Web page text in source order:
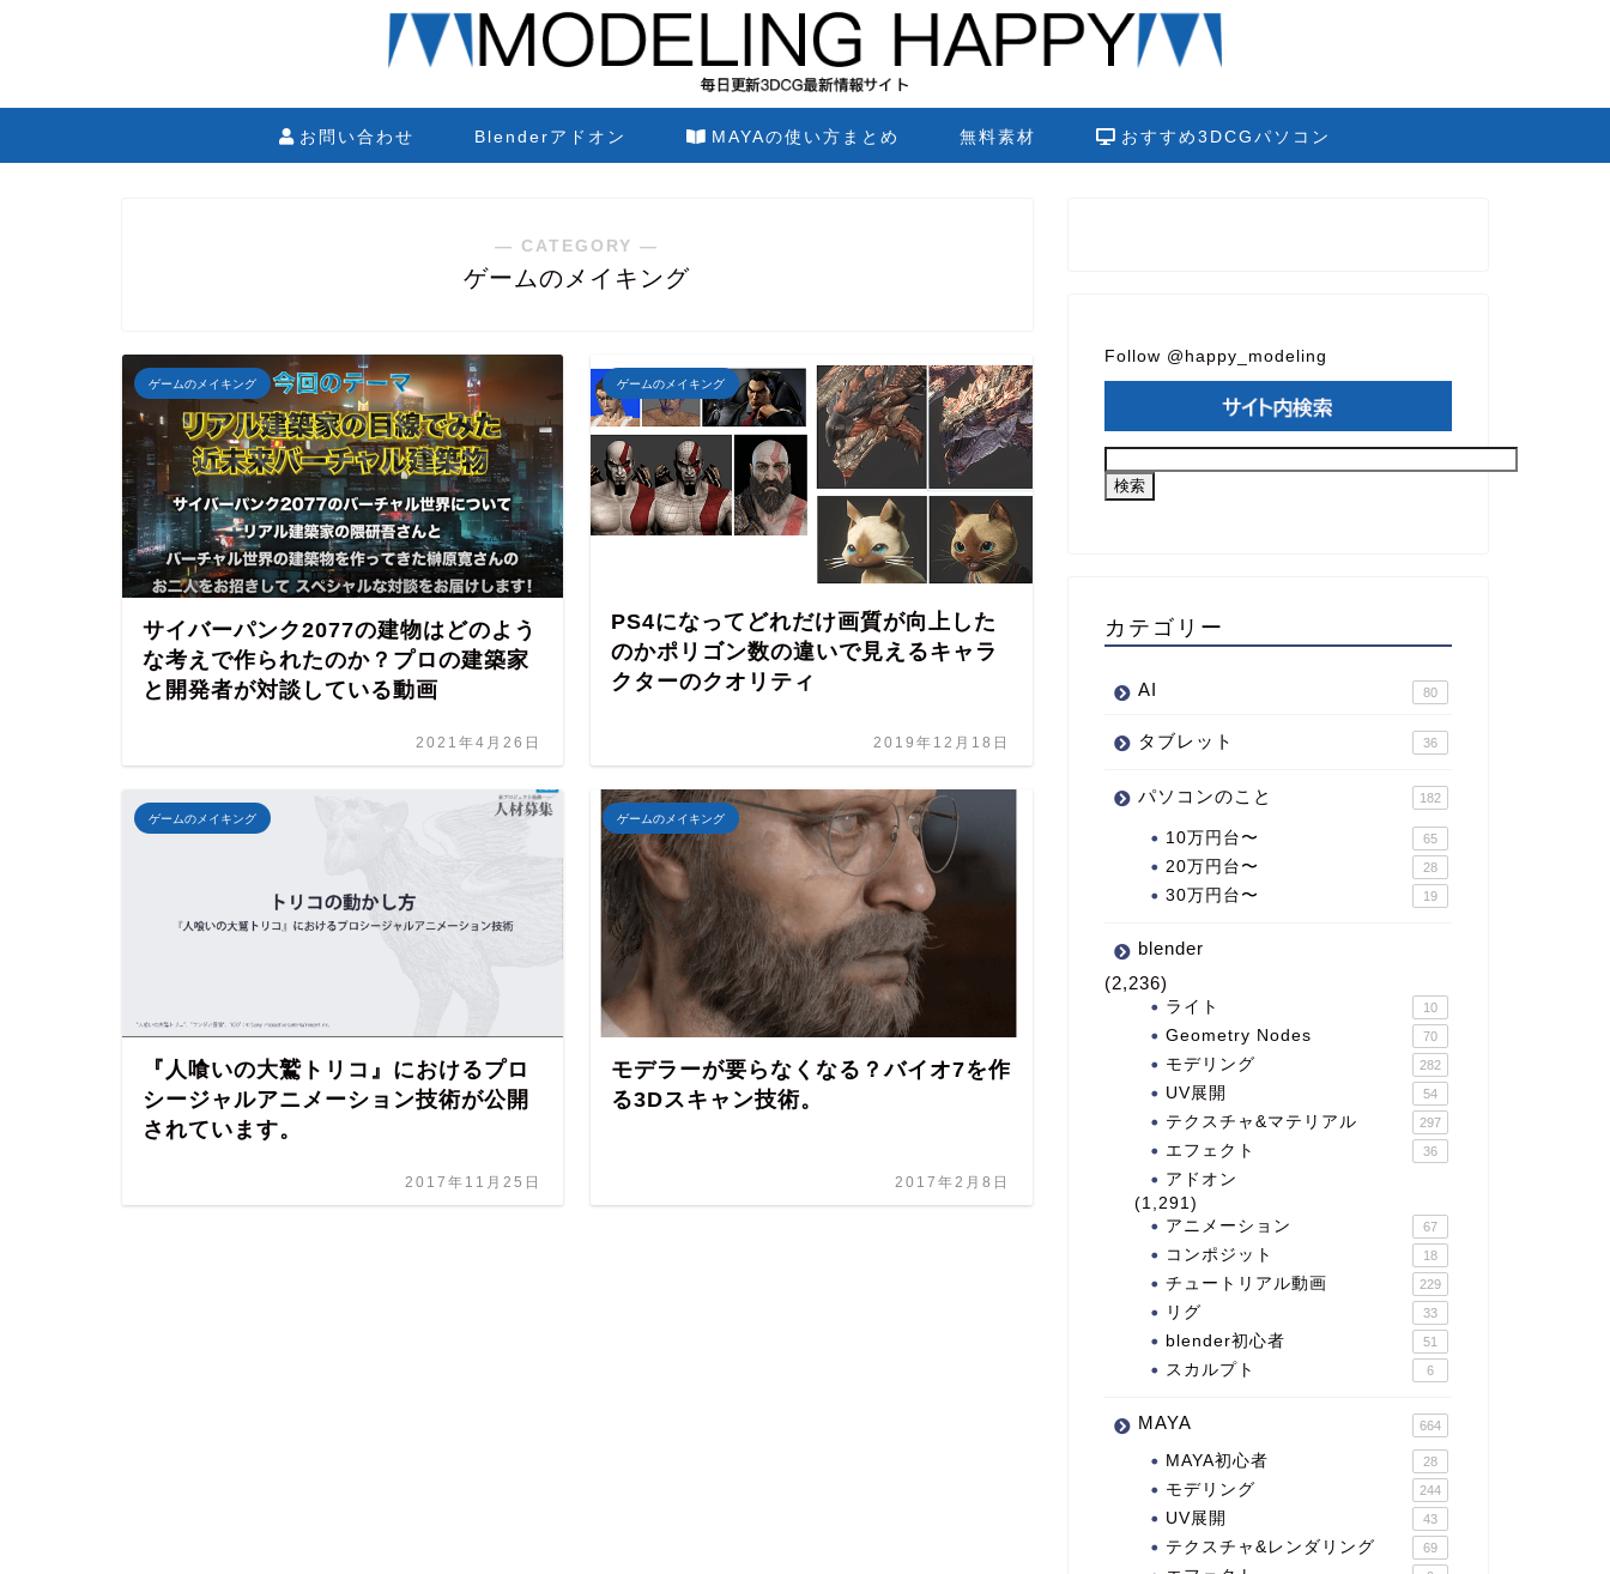
お問い合わせ Blenderアドオン MAYAの使い方まとめ 無料素材 おすすめ3DCGパソコン
― CATEGORY ―
ゲームのメイキング
ゲームのメイキング
サイバーパンク2077の建物はどのよう
な考えで作られたのか？プロの建築家
と開発者が対談している動画
2021年4月26日
ゲームのメイキング
PS4になってどれだけ画質が向上した
のかポリゴン数の違いで見えるキャラ
クターのクオリティ
2019年12月18日
ゲームのメイキング
『人喰いの大鷲トリコ』におけるプロ
シージャルアニメーション技術が公開
されています。
2017年11月25日
ゲームのメイキング
モデラーが要らなくなる？バイオ7を作
る3Dスキャン技術。
2017年2月8日
Follow @happy_modeling
カテゴリー
AI 80
タブレット 36
パソコンのこと 182
10万円台〜 65
20万円台〜 28
30万円台〜 19
blender
(2,236)
ライト 10
Geometry Nodes 70
モデリング 282
UV展開 54
テクスチャ&マテリアル 297
エフェクト 36
アドオン
(1,291)
アニメーション
67
コンポジット 18
チュートリアル動画 229
リグ 33
blender初心者 51
スカルプト 6
MAYA 664
MAYA初心者 28
モデリング 244
UV展開 43
テクスチャ&レンダリング 69